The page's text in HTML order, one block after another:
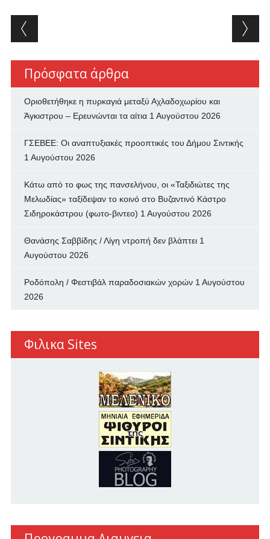
Post navigation
Πρόσφατα άρθρα
Οριοθετήθηκε η πυρκαγιά μεταξύ Αχλαδοχωρίου και
Άγκιστρου – Ερευνώνται τα αίτια 1 Αυγούστου 2026
ΓΣΕΒΕΕ: Οι αναπτυξιακές προοπτικές του Δήμου Σιντικής
1 Αυγούστου 2026
Κάτω από το φως της πανσελήνου, οι «Ταξιδιώτες της
Μελωδίας» ταξίδεψαν το κοινό στο Βυζαντινό Κάστρο
Σιδηροκάστρου (φωτο-βιντεο) 1 Αυγούστου 2026
Θανάσης Σαββίδης / Λίγη ντροπή δεν βλάπτει 1
Αυγούστου 2026
Ροδόπολη / Φεστιβάλ παραδοσιακών χορών 1 Αυγούστου
2026
Φιλικα Sites